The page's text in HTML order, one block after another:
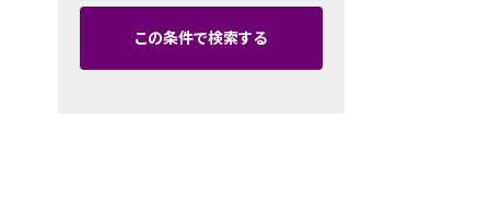
この条件で検索する